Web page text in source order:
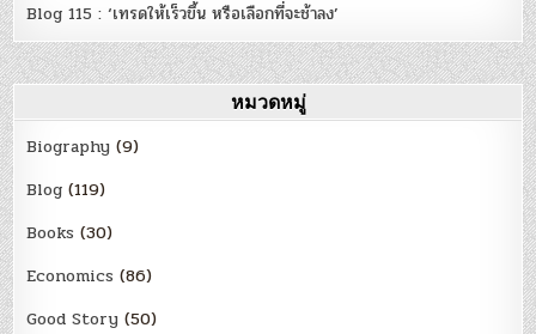
Blog 115 : ‘เทรดให้เร็วขึ้น หรือเลือกที่จะช้าลง’
หมวดหมู่
Biography (9)
Blog (119)
Books (30)
Economics (86)
Good Story (50)